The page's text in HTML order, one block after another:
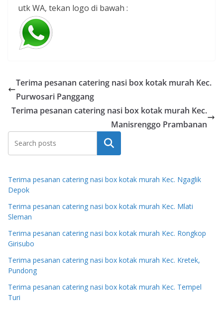
utk WA, tekan logo di bawah :
Terima pesanan catering nasi box kotak murah Kec.
Purwosari Panggang
Terima pesanan catering nasi box kotak murah Kec.
Manisrenggo Prambanan
Search
Terima pesanan catering nasi box kotak murah Kec. Ngaglik
Depok
Terima pesanan catering nasi box kotak murah Kec. Mlati
Sleman
Terima pesanan catering nasi box kotak murah Kec. Rongkop
Girisubo
Terima pesanan catering nasi box kotak murah Kec. Kretek,
Pundong
Terima pesanan catering nasi box kotak murah Kec. Tempel
Turi